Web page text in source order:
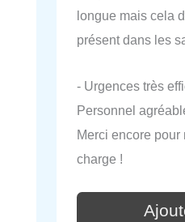
longue mais cela
présent dans les
- Urgences très
Personnel
Merci encore pour
charge !